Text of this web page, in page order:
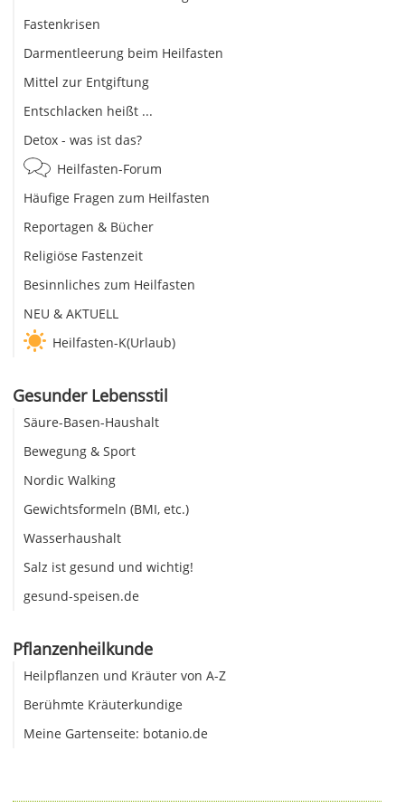
Fastenkrisen
Darmentleerung beim Heilfasten
Mittel zur Entgiftung
Entschlacken heißt ...
Detox - was ist das?
Heilfasten-Forum
Häufige Fragen zum Heilfasten
Reportagen & Bücher
Religiöse Fastenzeit
Besinnliches zum Heilfasten
NEU & AKTUELL
Heilfasten-K(Urlaub)
Gesunder Lebensstil
Säure-Basen-Haushalt
Bewegung & Sport
Nordic Walking
Gewichtsformeln (BMI, etc.)
Wasserhaushalt
Salz ist gesund und wichtig!
gesund-speisen.de
Pflanzenheilkunde
Heilpflanzen und Kräuter von A-Z
Berühmte Kräuterkundige
Meine Gartenseite: botanio.de